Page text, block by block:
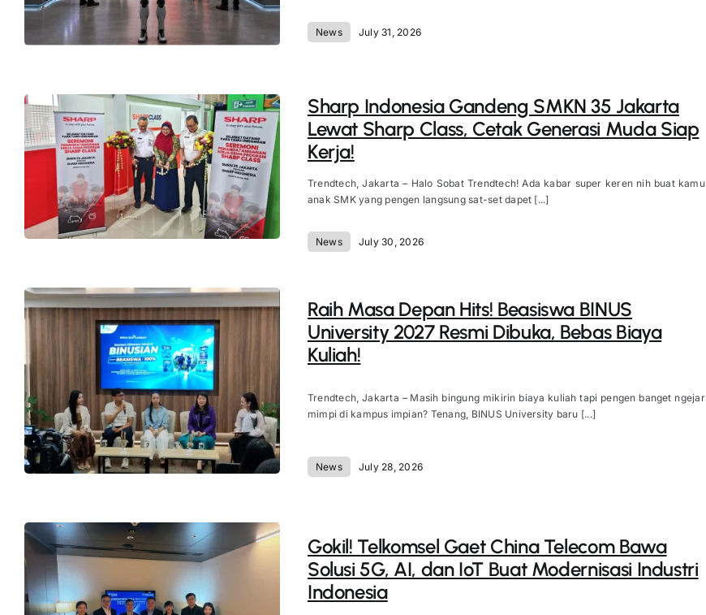
News July 31, 2026
Sharp Indonesia Gandeng SMKN 35 Jakarta
Lewat Sharp Class, Cetak Generasi Muda Siap
Kerja!
Trendtech, Jakarta – Halo Sobat Trendtech! Ada kabar super keren nih buat kamu
anak SMK yang pengen langsung sat-set dapet [...]
News July 30, 2026
Raih Masa Depan Hits! Beasiswa BINUS
University 2027 Resmi Dibuka, Bebas Biaya
Kuliah!
Trendtech, Jakarta – Masih bingung mikirin biaya kuliah tapi pengen banget ngejar
mimpi di kampus impian? Tenang, BINUS University baru [...]
News July 28, 2026
Gokil! Telkomsel Gaet China Telecom Bawa
Solusi 5G, AI, dan IoT Buat Modernisasi Industri
Indonesia